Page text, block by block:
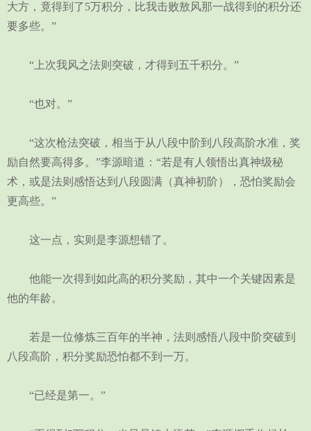
大方，竟得到了5万积分，比我击败敖风那一战得到的积分还
要多些。”
“上次我风之法则突破，才得到五千积分。”
“也对。”
“这次枪法突破，相当于从八段中阶到八段高阶水准，奖
励自然要高得多。”李源暗道：“若是有人领悟出真神级秘
术，或是法则感悟达到八段圆满（真神初阶），恐怕奖励会
更高些。”
这一点，实则是李源想错了。
他能一次得到如此高的积分奖励，其中一个关键因素是
他的年龄。
若是一位修炼三百年的半神，法则感悟八段中阶突破到
八段高阶，积分奖励恐怕都不到一万。
“已经是第一。”